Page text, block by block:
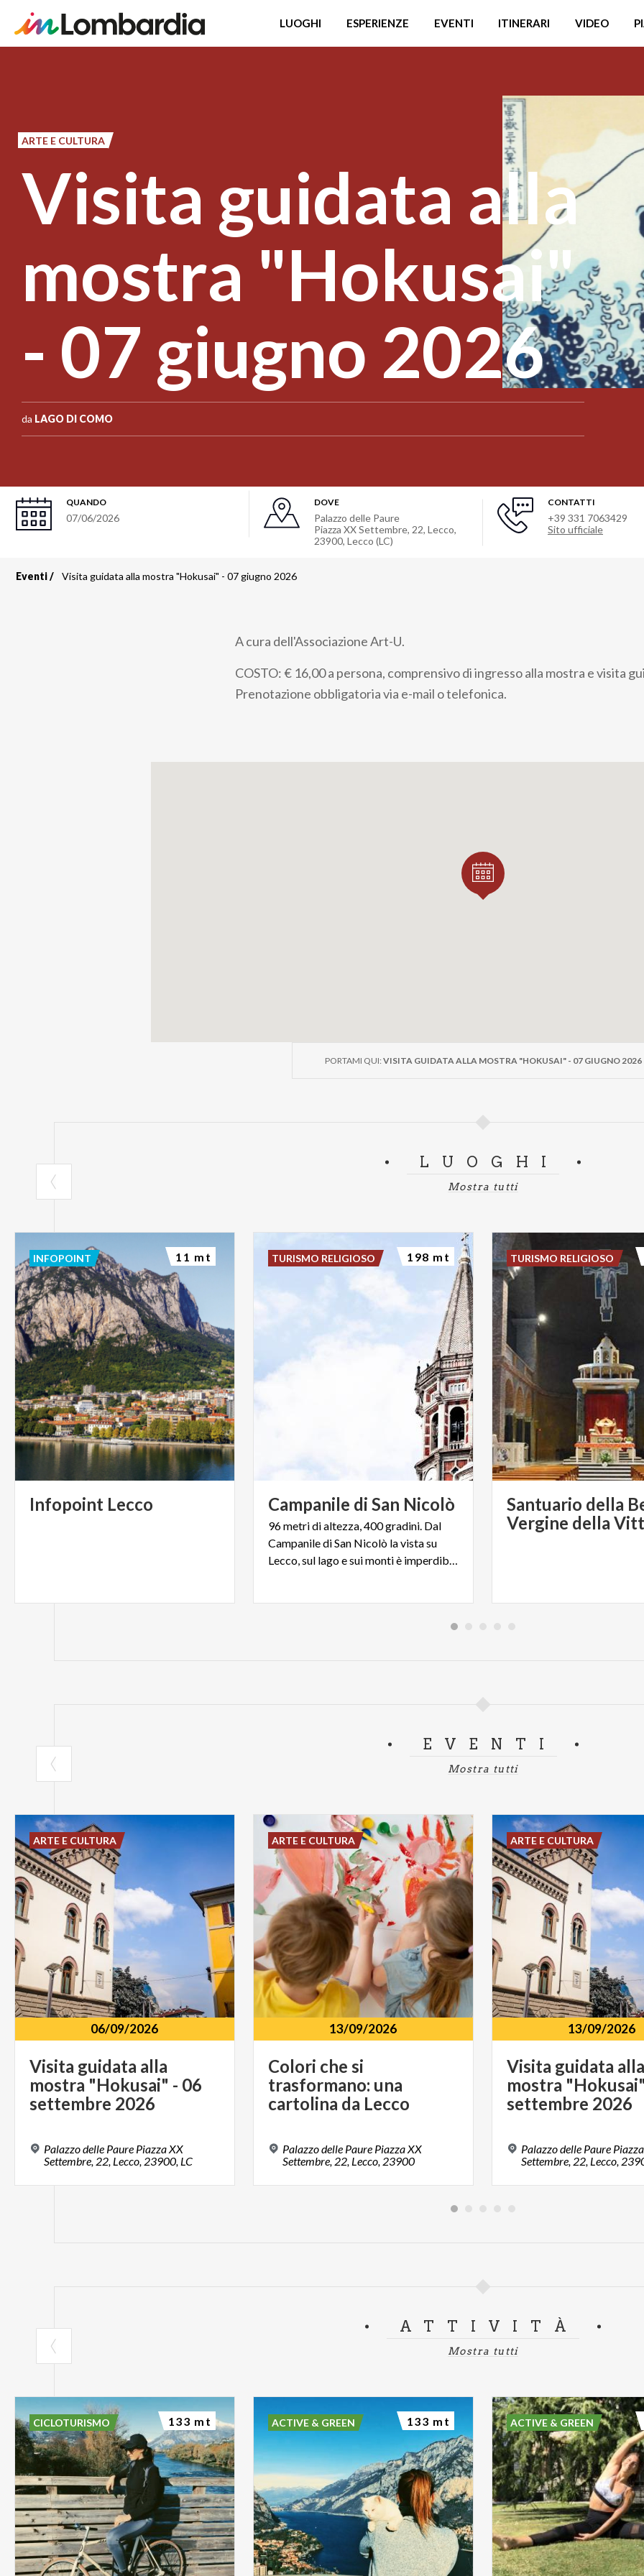
LUOGHI ESPERIENZE EVENTI ITINERARI VIDEO
ARTE E CULTURA
Visita guidata alla
mostra "Hokusai"
- 07 giugno 2026
da LAGO DI COMO
QUANDO
07/06/2026
DOVE
Palazzo delle Paure
Piazza XX Settembre, 22, Lecco,
23900, Lecco (LC)
CONTATTI
+39 331 7063429
Sito ufficiale
Briciole
Eventi Visita guidata alla mostra "Hokusai" - 07 giugno 2026
A cura dell'Associazione Art-U.
COSTO: € 16,00 a persona, comprensivo di ingresso alla mostra e visita
Prenotazione obbligatoria via e-mail o telefonica.
PORTAMI QUI: VISITA GUIDATA ALLA MOSTRA "HOKUSAI" - 07 GIUGNO 2026
LUOGHI
Mostra tutti
Infopoint Lecco
INFOPOINT 11 mt
Campanile di San Nicolò
96 metri di altezza, 400 gradini. Dal
Campanile di San Nicolò la vista su
Lecco, sul lago e sui monti è imperdibile
TURISMO RELIGIOSO 198 mt
Santuario della
Vergine della
TURISMO RELIGIOSO
EVENTI
Mostra tutti
06/09/2026
Visita guidata alla
mostra "Hokusai" - 06
settembre 2026
Palazzo delle Paure Piazza XX
Settembre, 22, Lecco, 23900, LC
ARTE E CULTURA
13/09/2026
Colori che si
trasformano: una
cartolina da Lecco
Palazzo delle Paure Piazza XX
Settembre, 22, Lecco, 23900
ARTE E CULTURA
13/09/2026
Visita guidata alla
mostra
settembre 2026
Palazzo delle Paure
Settembre, 22, Lecco,
ARTE E CULTURA
ATTIVITÀ
Mostra tutti
CICLOTURISMO 133 mt ACTIVE & GREEN 133 mt ACTIVE & GREEN